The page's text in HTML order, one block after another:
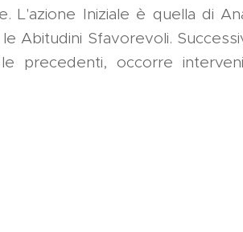
L'azione Iniziale è quella di
Abitudini Sfavorevoli.
precedenti, occorre